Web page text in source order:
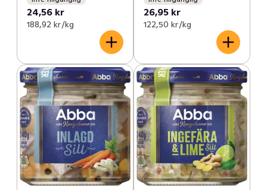
24,56 kr
188,92 kr /kg
26,95 kr
122,50 kr /kg